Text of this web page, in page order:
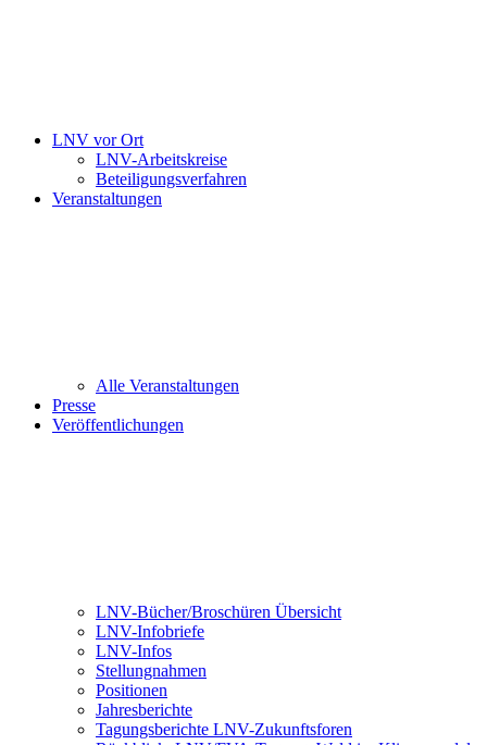
LNV vor Ort
LNV-Arbeitskreise
Beteiligungsverfahren
Veranstaltungen
Alle Veranstaltungen
Presse
Veröffentlichungen
LNV-Bücher/Broschüren Übersicht
LNV-Infobriefe
LNV-Infos
Stellungnahmen
Positionen
Jahresberichte
Tagungsberichte LNV-Zukunftsforen